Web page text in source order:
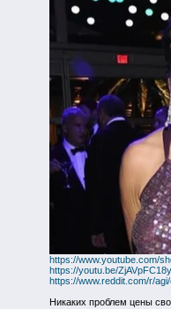
https://www.youtube.com/
https://youtu.be/
https://www.reddit.com/r/
Никаких проблем цены